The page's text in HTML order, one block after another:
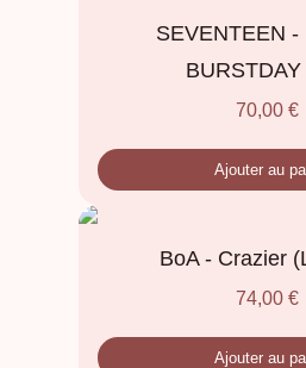
SEVENTEEN -
BURSTDAY
70,00 €
Ajouter au
BoA - Crazier
74,00 €
Ajouter au